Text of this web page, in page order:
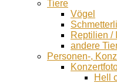
Tiere
Vögel
Reptilien /
andere
Personen-,
Hell